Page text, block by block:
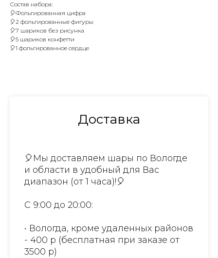
Состав набора:
🎈Фольгированная цифра
🎈2 фольгированные фигуры
🎈7 шариков без рисунка
🎈5 шариков конфетти
🎈1 фольгированное сердце
Доставка
🎈Мы доставляем шары по Вологде
и области в удобный для Вас
диапазон (от 1 часа)!🎈
С 9:00 до 20:00:
• Вологда, кроме удаленных районов
- 400 р (бесплатная при заказе от
3500 р)